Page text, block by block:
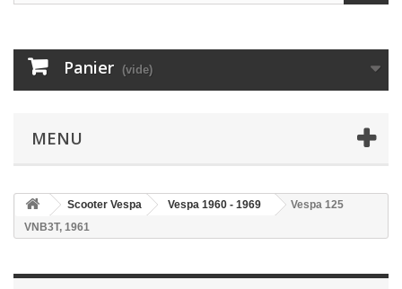
Panier (vide)
MENU
Scooter Vespa Vespa 1960 - 1969
Vespa 125
VNB3T, 1961